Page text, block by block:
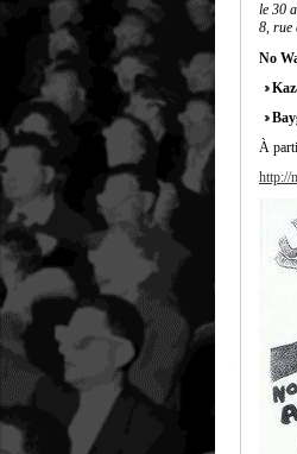
le 30
8, rue
No
À
http://